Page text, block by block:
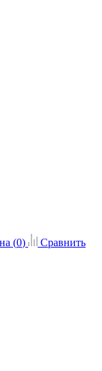
(0)
Сравнить